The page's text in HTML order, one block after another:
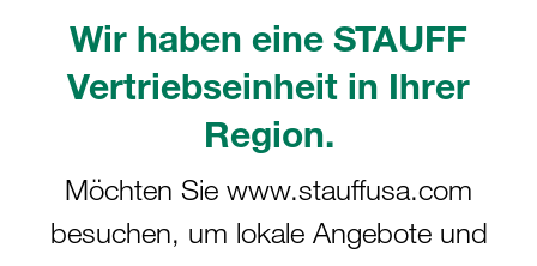
Wir haben eine STAUFF
Vertriebseinheit in Ihrer
Region.
Möchten Sie www.stauffusa.com
besuchen, um lokale Angebote und